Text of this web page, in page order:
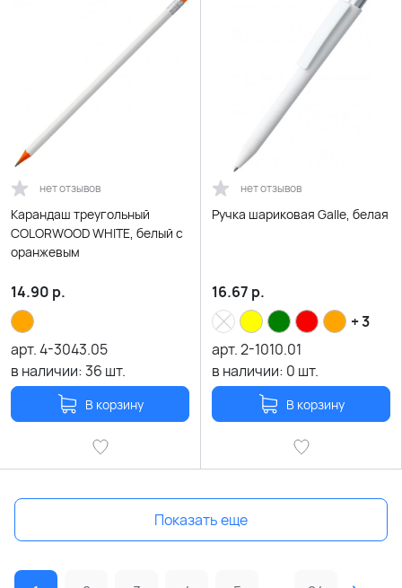
нет отзывов
Карандаш треугольный
COLORWOOD WHITE, белый с
оранжевым
14.90 р.
арт.4-3043.05
в наличии:36 шт.
В корзину
нет отзывов
Ручка шариковая Galle, белая
16.67 р.
+ 3
арт.2-1010.01
в наличии: 0 шт.
В корзину
Показать еще